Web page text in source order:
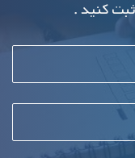
ثبت کنید .